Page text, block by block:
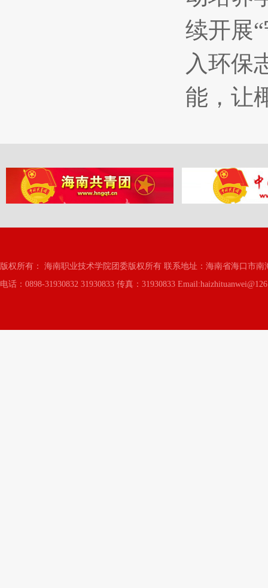
续开展
入环保
能，让
版权所有： 海南职业技术学院团委版权所有 联系地址：海南省海口市南
电话：0898-31930832 31930833 传真：31930833